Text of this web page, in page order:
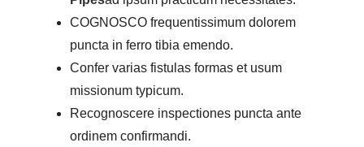
COGNOSCO frequentissimum dolorem
puncta in ferro tibia emendo.
Confer varias fistulas formas et usum
missionum typicum.
Recognoscere inspectiones puncta ante
ordinem confirmandi.